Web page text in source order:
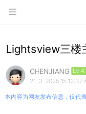
Lightsview三楼
CHENJIANG Lv.4
21-3-2025 15:12:37
本内容为网友发布信息，仅代